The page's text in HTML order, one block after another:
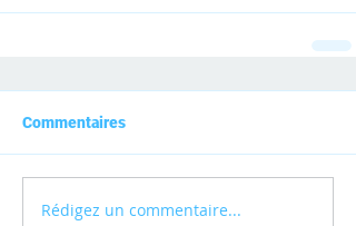
Commentaires
Rédigez un commentaire...